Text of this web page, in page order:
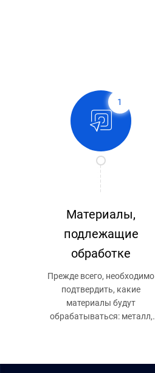
1
Материалы,
подлежащие
обработке
Прежде всего, необходимо
подтвердить, какие
материалы будут
обрабатываться: металл,